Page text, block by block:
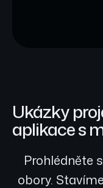
Ukázky
aplikace s
Prohlédněte
obory.